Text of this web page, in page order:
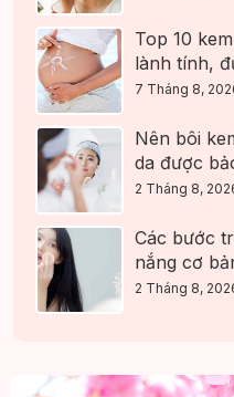
Top 10
lành tính,
7 Tháng 8,
Nên bôi
da được
2 Tháng 8,
Các bước
nắng cơ
2 Tháng 8,